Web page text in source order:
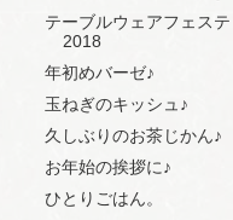
テーブルウェアフェス
2018
年初めバーゼ♪
玉ねぎのキッシュ♪
久しぶりのお茶じかん♪
お年始の挨拶に♪
ひとりごはん。